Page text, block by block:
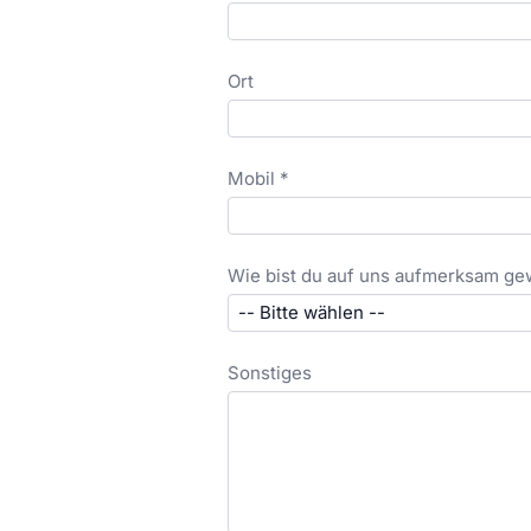
Ort
Mobil *
Wie bist du auf uns aufmerksam
Sonstiges